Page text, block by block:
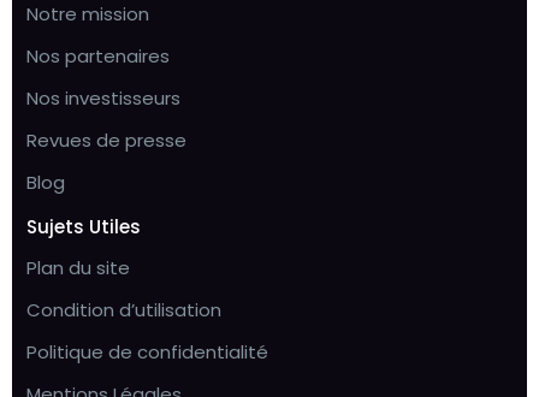
Notre mission
Nos partenaires
Nos investisseurs
Revues de presse
Blog
Sujets Utiles
Plan du site
Condition d’utilisation
Politique de confidentialité